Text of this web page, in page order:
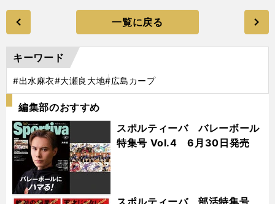
一覧に戻る
キーワード
#出水麻衣#大瀬良大地#広島カープ
編集部のおすすめ
スポルティーバ バレーボール
特集号 Vol.4 6月30日発売
スポルティーバ 部活特集号